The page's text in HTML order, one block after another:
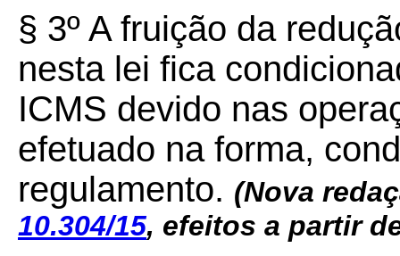
§ 3º A fruição da
nesta lei fica
ICMS devido nas
efetuado na forma,
regulamento. (Nova
10.304/15, efeitos a partir